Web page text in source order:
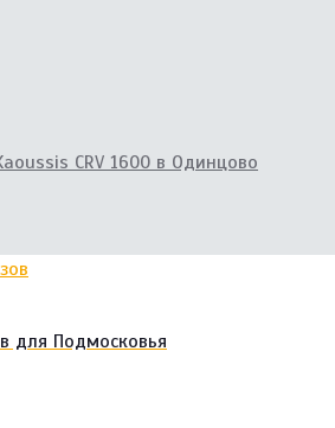
CRV 1600 в Одинцово
для Подмосковья